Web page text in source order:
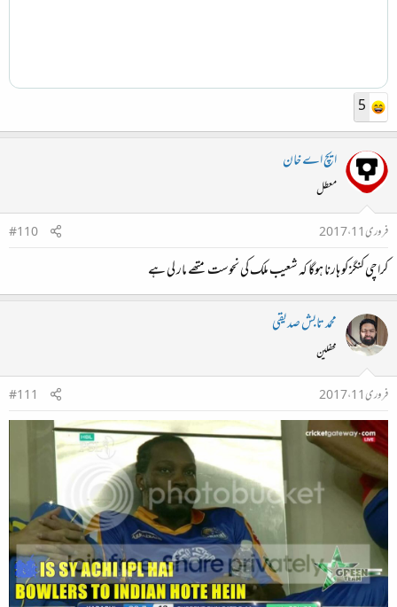
5
ایچ اے خان
معطل
فروری 11، 2017
#110
کراچی کنگز کو ہارنا ہوگا کہ شعیب ملک کی نحوست متھے مار لی ہے
محمد تابش صدیقی
محفلین
فروری 11، 2017
#111